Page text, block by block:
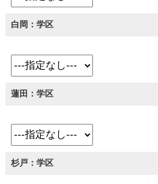
白岡：学区
蓮田：学区
杉戸：学区